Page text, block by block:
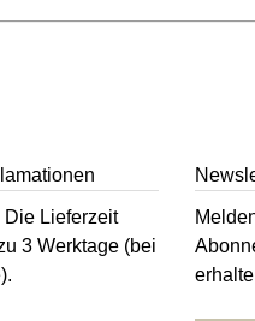
Lieferzeit
3 Werktage (bei